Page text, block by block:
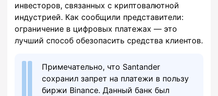
инвесторов, связанных с криптовалютной
индустрией. Как сообщили представители:
ограничение в цифровых платежах — это
лучший способ обезопасить средства клиентов.
Примечательно, что Santander
сохранил запрет на платежи в пользу
биржи Binance. Данный банк был